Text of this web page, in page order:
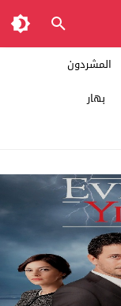
المشردون
بهار